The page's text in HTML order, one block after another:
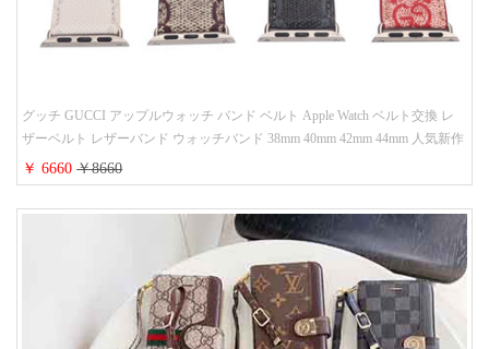
グッチ GUCCI アップルウォッチ バンド ベルト Apple Watch ベルト交換 レ
ザーベルト レザーバンド ウォッチバンド 38mm 40mm 42mm 44mm 人気新作
￥ 6660￥8660